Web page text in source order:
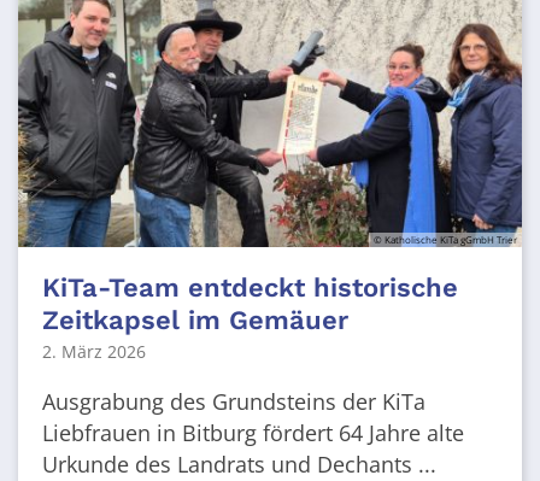
© Katholische KiTa gGmbH Trier
KiTa-Team entdeckt historische
Zeitkapsel im Gemäuer
2. März 2026
Ausgrabung des Grundsteins der KiTa
Liebfrauen in Bitburg fördert 64 Jahre alte
Urkunde des Landrats und Dechants ...